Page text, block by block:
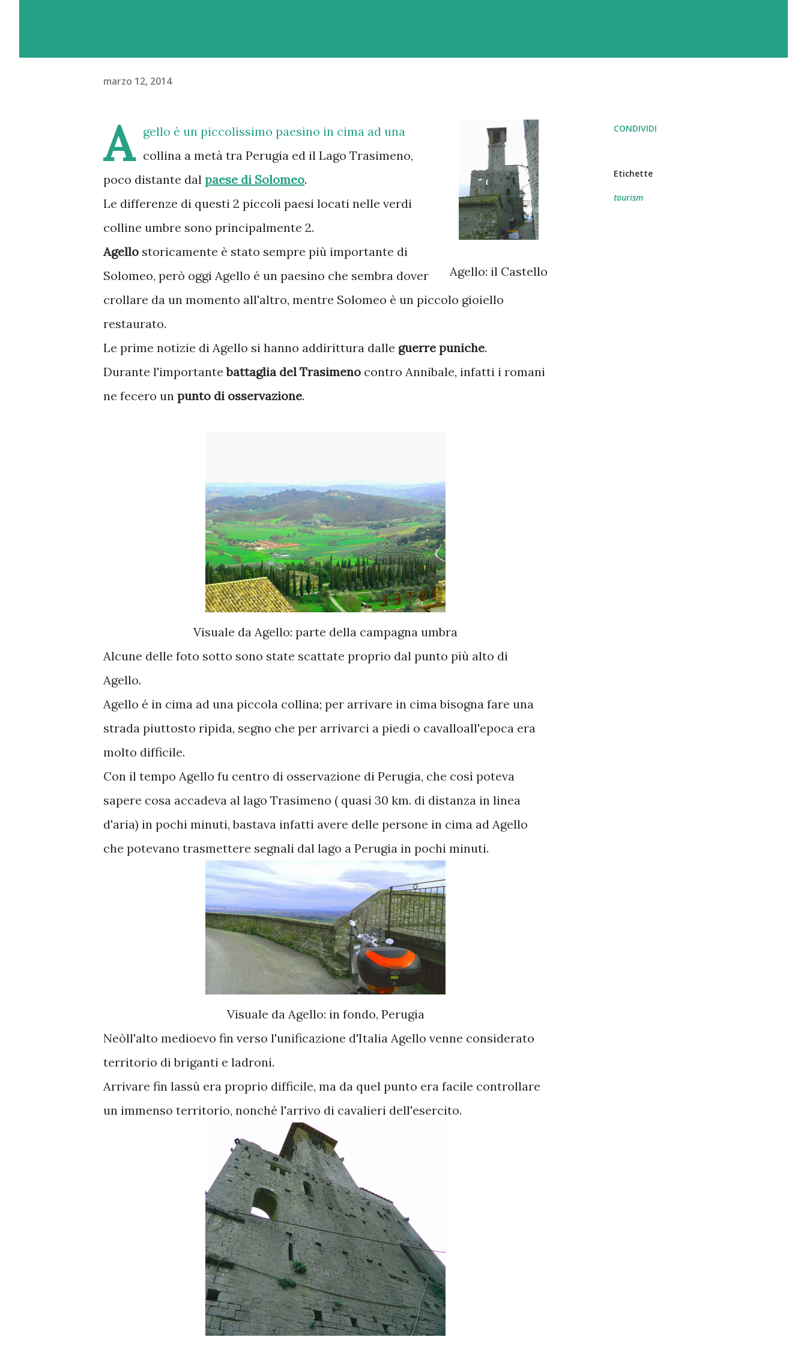
marzo 12, 2014
Agello: il Castello
A
gello è un piccolissimo paesino in cima ad una
collina a metà tra Perugia ed il Lago Trasimeno,
poco distante dal paese di Solomeo.
Le differenze di questi 2 piccoli paesi locati nelle verdi
colline umbre sono principalmente 2.
Agello storicamente è stato sempre più importante di
Solomeo, però oggi Agello é un paesino che sembra dover
crollare da un momento all'altro, mentre Solomeo è un piccolo gioiello
restaurato.
Le prime notizie di Agello si hanno addirittura dalle guerre puniche.
Durante l'importante battaglia del Trasimeno contro Annibale, infatti i romani
ne fecero un punto di osservazione.
Visuale da Agello: parte della campagna umbra
Alcune delle foto sotto sono state scattate proprio dal punto più alto di
Agello.
Agello é in cima ad una piccola collina; per arrivare in cima bisogna fare una
strada piuttosto ripida, segno che per arrivarci a piedi o cavalloall'epoca era
molto difficile.
Con il tempo Agello fu centro di osservazione di Perugia, che così poteva
sapere cosa accadeva al lago Trasimeno ( quasi 30 km. di distanza in linea
d'aria) in pochi minuti, bastava infatti avere delle persone in cima ad Agello
che potevano trasmettere segnali dal lago a Perugia in pochi minuti.
Visuale da Agello: in fondo, Perugia
Neòll'alto medioevo fin verso l'unificazione d'Italia Agello venne considerato
territorio di briganti e ladroni.
Arrivare fin lassù era proprio difficile, ma da quel punto era facile controllare
un immenso territorio, nonché l'arrivo di cavalieri dell'esercito.
CONDIVIDI
Etichette
tourism